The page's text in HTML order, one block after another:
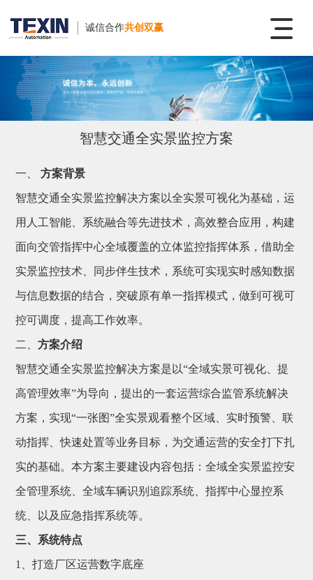
诚信合作共创双赢
智慧交通全实景监控方案
一、 方案背景
智慧交通全实景监控解决方案以全实景可视化为基础，运
用人工智能、系统融合等先进技术，高效整合应用，构建
面向交管指挥中心全域覆盖的立体监控指挥体系，借助全
实景监控技术、同步伴生技术，系统可实现实时感知数据
与信息数据的结合，突破原有单一指挥模式，做到可视可
控可调度，提高工作效率。
二、 方案介绍
智慧交通全实景监控解决方案是以“全域实景可视化、提
高管理效率”为导向，提出的一套运营综合监管系统解决
方案，实现“一张图”全实景观看整个区域、实时预警、联
动指挥、快速处置等业务目标，为交通运营的安全打下扎
实的基础。本方案主要建设内容包括：全域全实景监控安
全管理系统、全域车辆识别追踪系统、指挥中心显控系
统、以及应急指挥系统等。
三、系统特点
1、打造厂区运营数字底座